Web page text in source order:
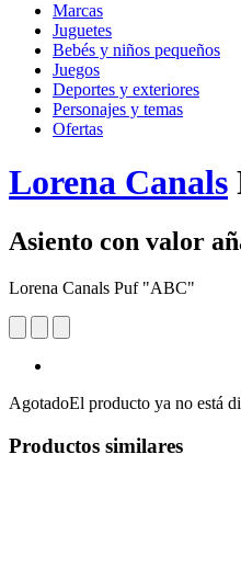
Marcas
Juguetes
Bebés y niños pequeños
Juegos
Deportes y exteriores
Personajes y temas
Ofertas
Lorena Canals
Asiento con valor
Lorena Canals Puf "ABC"
AgotadoEl producto ya no está
Productos similares